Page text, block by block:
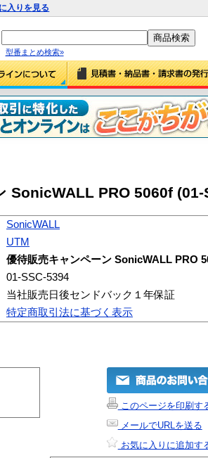
入りを見る
型番まとめ検索»
SonicWALL PRO 5060f (01-
SonicWALL
UTM
優待販売キャンペーン SonicWALL PRO
01-SSC-5394
当社販売日後センドバック１年保証
特定商取引法に基づく表示
このページを印刷す
メールでURLを送る
お気に入りに追加す